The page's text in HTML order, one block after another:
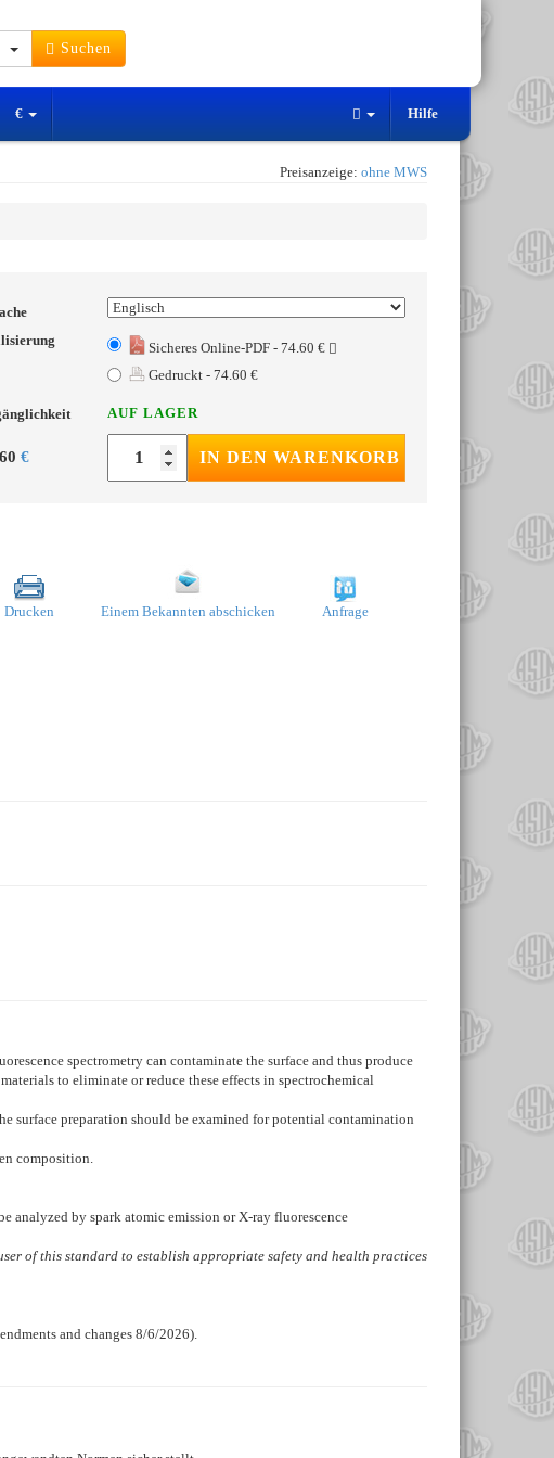
Suchen
€ Hilfe
Preisanzeige: ohne MWS
Sicheres Online-PDF - 74.60 €
Gedruckt - 74.60 €
AUF LAGER
€ IN DEN WARENKORB
Drucken Einem Bekannten abschicken Anfrage
spectrometry can contaminate the surface and thus produce
to eliminate or reduce these effects in spectrochemical
surface preparation should be examined for potential contamination
composition.
analyzed by spark atomic emission or X-ray fluorescence
of this standard to establish appropriate safety and health practices
and changes 8/6/2026).